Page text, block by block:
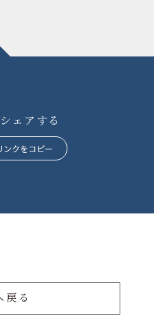
ェアする
ンクをコピー
戻る